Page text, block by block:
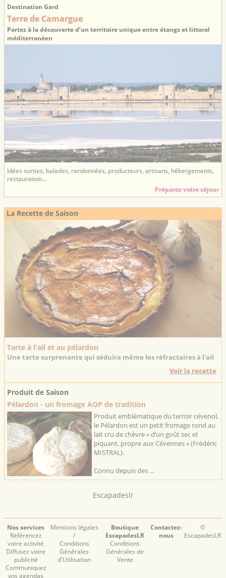
Destination Gard
Terre de Camargue
Partez à la découverte d’un territoire unique entre étangs et littoral
méditerranéen
Idées sorties, balades, randonnées, producteurs, artisans, hébergements,
restauration...
Préparez votre séjour
La Recette de Saison
Tarte à l'ail et au pélardon
Une tarte surprenante qui séduira même les réfractaires à l'ail
Voir la recette
Produit de Saison
Pélardon - un fromage AOP de tradition
Produit emblématique du terroir cévenol,
le Pélardon est un petit fromage rond au
lait cru de chèvre « d’un goût sec et
piquant, propre aux Cévennes » (Frédéric
MISTRAL).
Connu depuis des ...
Escapadeslr
Nos services
Référencez
votre activité
Diffusez votre
publicité
Communiquez
vos agendas
Mentions légales
/
Conditions
Générales
d'Utilisation
Boutique
EscapadesLR
Conditions
Générales de
Vente
Contactez-
nous
©
EscapadesLR